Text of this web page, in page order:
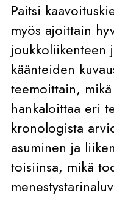
Paitsi
myös ajoittain
joukkoliikenteen
käänteiden
teemoittain,
hankaloittaa eri
kronologista
asuminen ja
toisiinsa, mikä